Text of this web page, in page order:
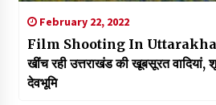
February 22, 2022
Film Shooting In
खींच रही उत्तराखंड की खूबसूरत वादियां,
देवभूमि